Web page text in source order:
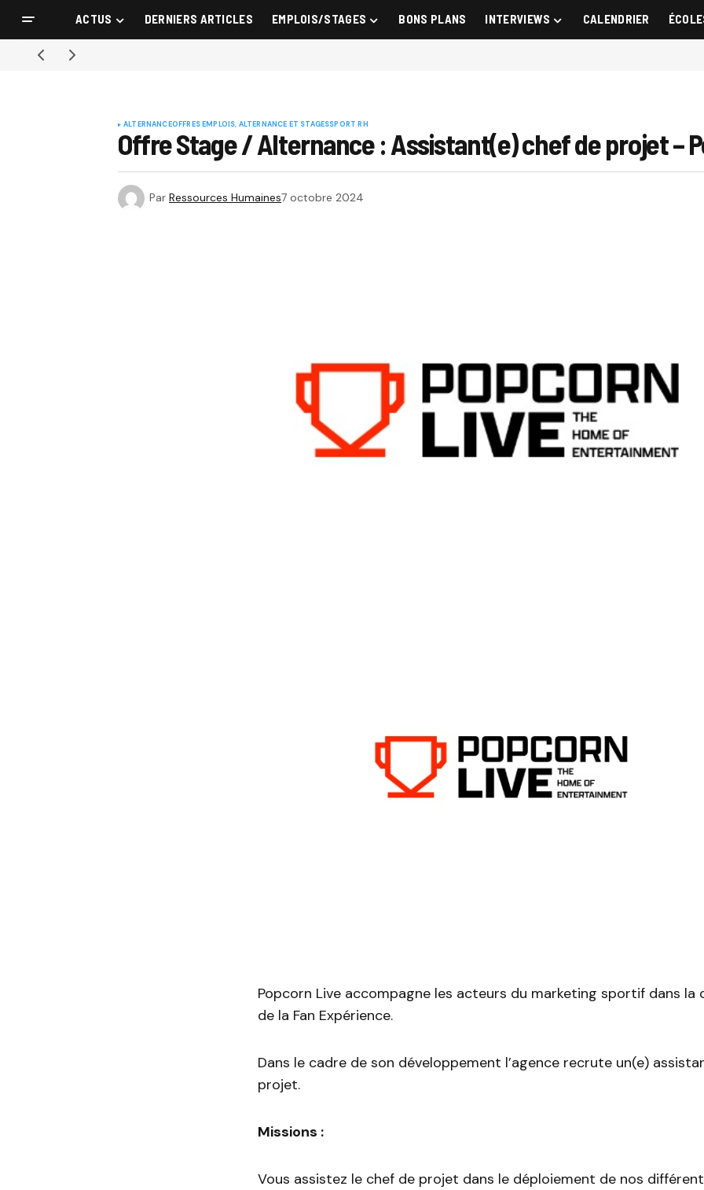
ACTUS DERNIERS ARTICLES EMPLOIS/STAGES BONS PLANS INTERVIEWS CALENDRIER
ALTERNANCEOFFRES EMPLOIS, ALTERNANCE ET STAGESSPORT RH
Offre Stage / Alternance : Assistant(e) chef de projet –
Par Ressources Humaines7 octobre 2024
Popcorn Live accompagne les acteurs du marketing sportif dans la
de la Fan Expérience.
Dans le cadre de son développement l’agence recrute un(e)
projet.
Missions :
Vous assistez le chef de projet dans le déploiement de nos